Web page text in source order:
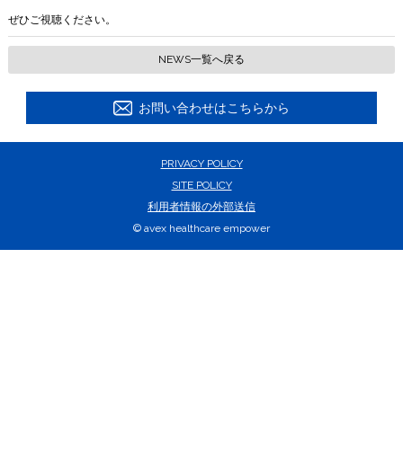
ぜひご視聴ください。
NEWS一覧へ戻る
お問い合わせはこちらから
PRIVACY POLICY
SITE POLICY
利用者情報の外部送信
© avex healthcare empower